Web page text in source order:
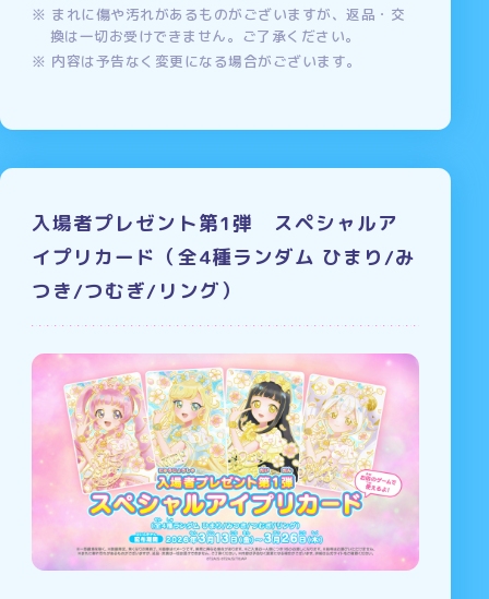
まれに傷や汚れがあるものがございますが、返品・交
換は一切お受けできません。ご了承ください。
内容は予告なく変更になる場合がございます。
入場者プレゼント第1弾 スペシャルア
イプリカード（全4種ランダム ひまり/み
つき/つむぎ/リング）